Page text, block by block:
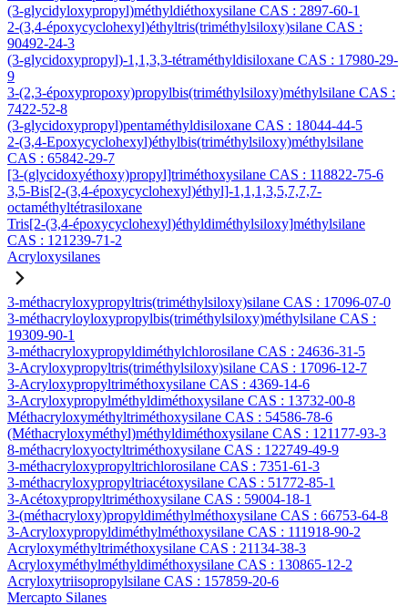
(3-glycidyloxypropyl)méthyldiéthoxysilane CAS : 2897-60-1
2-(3,4-époxycyclohexyl)éthyltris(triméthylsiloxy)silane CAS :
90492-24-3
(3-glycidoxypropyl)-1,1,3,3-tétraméthyldisiloxane CAS : 17980-29-
9
3-(2,3-époxypropoxy)propylbis(triméthylsiloxy)méthylsilane CAS :
7422-52-8
(3-glycidoxypropyl)pentaméthyldisiloxane CAS : 18044-44-5
2-(3,4-Epoxycyclohexyl)éthylbis(triméthylsiloxy)méthylsilane
CAS : 65842-29-7
[3-(glycidoxyéthoxy)propyl]triméthoxysilane CAS : 118822-75-6
3,5-Bis[2-(3,4-époxycyclohexyl)éthyl]-1,1,1,3,5,7,7,7-
octaméthyltétrasiloxane
Tris[2-(3,4-époxycyclohexyl)éthyldiméthylsiloxy]méthylsilane
CAS : 121239-71-2
Acryloxysilanes
3-méthacryloxypropyltris(triméthylsiloxy)silane CAS : 17096-07-0
3-méthacryloyloxypropylbis(triméthylsiloxy)méthylsilane CAS :
19309-90-1
3-méthacryloxypropyldiméthylchlorosilane CAS : 24636-31-5
3-Acryloxypropyltris(triméthylsiloxy)silane CAS : 17096-12-7
3-Acryloxypropyltriméthoxysilane CAS : 4369-14-6
3-Acryloxypropylméthyldiméthoxysilane CAS : 13732-00-8
Méthacryloxyméthyltriméthoxysilane CAS : 54586-78-6
(Méthacryloxyméthyl)méthyldiméthoxysilane CAS : 121177-93-3
8-méthacryloxyoctyltriméthoxysilane CAS : 122749-49-9
3-méthacryloxypropyltrichlorosilane CAS : 7351-61-3
3-méthacryloxypropyltriacétoxysilane CAS : 51772-85-1
3-Acétoxypropyltriméthoxysilane CAS : 59004-18-1
3-(méthacryloxy)propyldiméthylméthoxysilane CAS : 66753-64-8
3-Acryloxypropyldiméthylméthoxysilane CAS : 111918-90-2
Acryloxyméthyltriméthoxysilane CAS : 21134-38-3
Acryloxyméthylméthyldiméthoxysilane CAS : 130865-12-2
Acryloxytriisopropylsilane CAS : 157859-20-6
Mercapto Silanes